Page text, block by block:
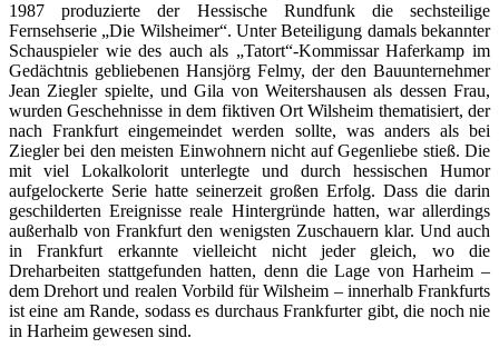
1987 produzierte der Hessische Rundfunk die sechsteilige
Fernsehserie „Die Wilsheimer“. Unter Beteiligung damals bekannter
Schauspieler wie des auch als „Tatort“-Kommissar Haferkamp im
Gedächtnis gebliebenen Hansjörg Felmy, der den Bauunternehmer
Jean Ziegler spielte, und Gila von Weitershausen als dessen Frau,
wurden Geschehnisse in dem fiktiven Ort Wilsheim thematisiert, der
nach Frankfurt eingemeindet werden sollte, was anders als bei
Ziegler bei den meisten Einwohnern nicht auf Gegenliebe stieß. Die
mit viel Lokalkolorit unterlegte und durch hessischen Humor
aufgelockerte Serie hatte seinerzeit großen Erfolg. Dass die darin
geschilderten Ereignisse reale Hintergründe hatten, war allerdings
außerhalb von Frankfurt den wenigsten Zuschauern klar. Und auch
in Frankfurt erkannte vielleicht nicht jeder gleich, wo die
Dreharbeiten stattgefunden hatten, denn die Lage von Harheim –
dem Drehort und realen Vorbild für Wilsheim – innerhalb Frankfurts
ist eine am Rande, sodass es durchaus Frankfurter gibt, die noch nie
in Harheim gewesen sind.